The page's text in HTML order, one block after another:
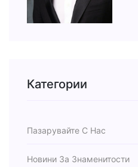
Категории
Пазарувайте С Нас
Новини За Знаменитости